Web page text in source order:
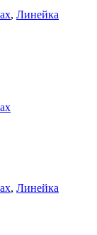
, Линейка
, Линейка